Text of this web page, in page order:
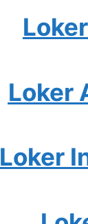
Loker
Loker